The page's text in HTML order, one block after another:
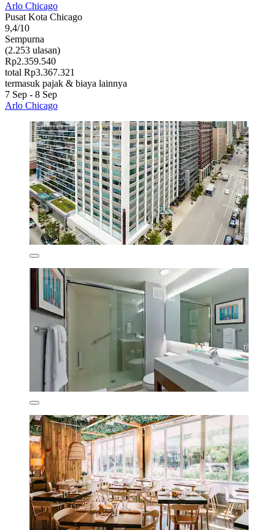
Arlo Chicago
Pusat Kota Chicago
9,4/10
Sempurna
(2.253 ulasan)
Rp2.359.540
total Rp3.367.321
termasuk pajak & biaya lainnya
7 Sep - 8 Sep
Arlo Chicago